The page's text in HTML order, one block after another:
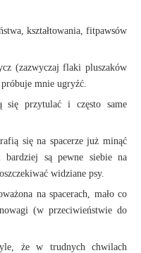
kształtowania, fitpawsów
(zazwyczaj flaki pluszaków
mnie ugryźć.
się przytulać i często same
się na spacerze już minąć
są pewne siebie na
widziane psy.
na spacerach, mało co
(w przeciwieństwie do
że w trudnych chwilach